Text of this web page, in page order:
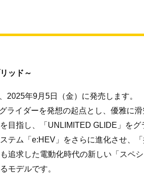
ッド～
年9月5日（金）に発売します。
ライダーを発想の起点とし、優雅に滑
目指し、「UNLIMITED GLIDE」をグ
テム「e:HEV」をさらに進化させ、
追求した電動化時代の新しい「スペ
モデルです。